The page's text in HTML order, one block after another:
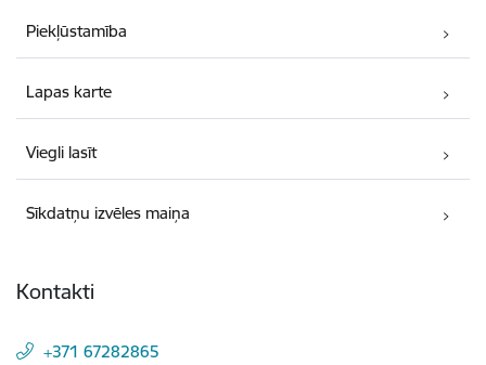
Piekļūstamība
Lapas karte
Viegli lasīt
Sīkdatņu izvēles maiņa
Kontakti
+371 67282865